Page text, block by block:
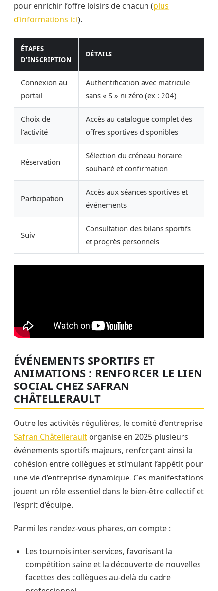
pour enrichir l’offre loisirs de chacun (plus
d’informations ici).
ÉTAPES
D’INSCRIPTION
DÉTAILS
Connexion au
portail
Authentification avec matricule
sans « S » ni zéro (ex : 204)
Choix de
l’activité
Accès au catalogue complet des
offres sportives disponibles
Réservation
Sélection du créneau horaire
souhaité et confirmation
Participation
Accès aux séances sportives et
événements
Suivi
Consultation des bilans sportifs
et progrès personnels
ÉVÉNEMENTS SPORTIFS ET
ANIMATIONS : RENFORCER LE LIEN
SOCIAL CHEZ SAFRAN
CHÂTELLERAULT
Outre les activités régulières, le comité d’entreprise
Safran Châtellerault organise en 2025 plusieurs
événements sportifs majeurs, renforçant ainsi la
cohésion entre collègues et stimulant l’appétit pour
une vie d’entreprise dynamique. Ces manifestations
jouent un rôle essentiel dans le bien-être collectif et
l’esprit d’équipe.
Parmi les rendez-vous phares, on compte :
Les tournois inter-services, favorisant la
compétition saine et la découverte de nouvelles
facettes des collègues au-delà du cadre